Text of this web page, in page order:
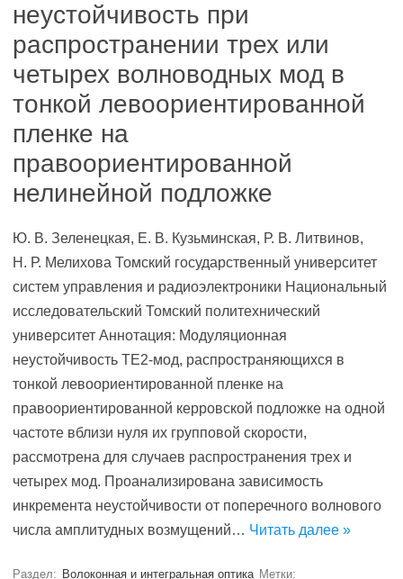
неустойчивость при
распространении трех или
четырех волноводных мод в
тонкой левоориентированной
пленке на
правоориентированной
нелинейной подложке
Ю. В. Зеленецкая, Е. В. Кузьминская, Р. В. Литвинов,
Н. Р. Мелихова Томский государственный университет
систем управления и радиоэлектроники Национальный
исследовательский Томский политехнический
университет Аннотация: Модуляционная
неустойчивость ТЕ2-мод, распространяющихся в
тонкой левоориентированной пленке на
правоориентированной керровской подложке на одной
частоте вблизи нуля их групповой скорости,
рассмотрена для случаев распространения трех и
четырех мод. Проанализирована зависимость
инкремента неустойчивости от поперечного волнового
числа амплитудных возмущений… Читать далее »
Раздел: Волоконная и интегральная оптика Метки: